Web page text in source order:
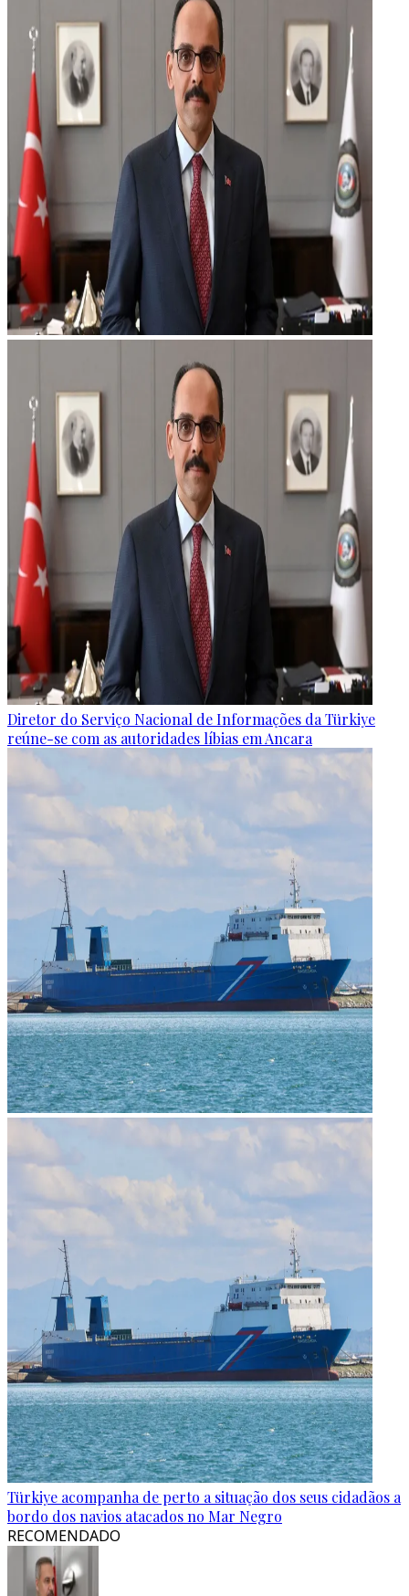
Diretor do Serviço Nacional de Informações da Türkiye
reúne-se com as autoridades líbias em Ancara
Türkiye acompanha de perto a situação dos seus cidadãos a
bordo dos navios atacados no Mar Negro
RECOMENDADO